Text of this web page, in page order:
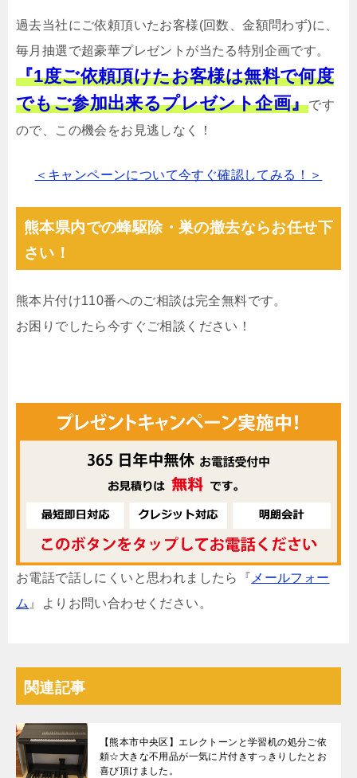
過去当社にご依頼頂いたお客様(回数、金額問わず)に、
毎月抽選で超豪華プレゼントが当たる特別企画です。
『1度ご依頼頂けたお客様は無料で何度
でもご参加出来るプレゼント企画』です
ので、この機会をお見逃しなく！
＜キャンペーンについて今すぐ確認してみる！＞
熊本県内での蜂駆除・巣の撤去ならお任せ下
さい！
熊本片付け110番へのご相談は完全無料です。
お困りでしたら今すぐご相談ください！
お電話で話しにくいと思われましたら『 メールフォー
ム 』よりお問い合わせください。
関連記事
【熊本市中央区】エレクトーンと学習机の処分ご依
頼☆大きな不用品が一気に片付きすっきりしたとお
喜び頂けました。